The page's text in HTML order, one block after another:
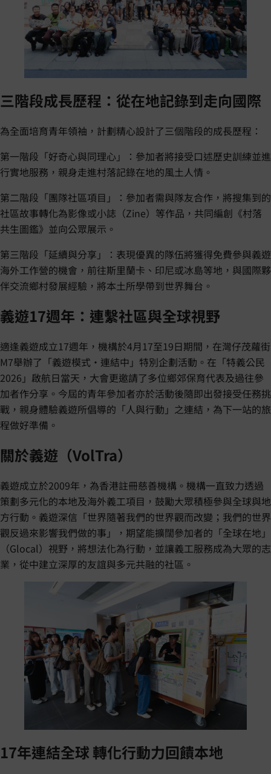
三階段成長歷程：從在地記錄到走向國際
為全面培育青年領袖，計劃精心設計了三個階段的成長歷程：
第一階段「好奇心與同理心」：參加者將接受口述歷史訓練並進
行實地服務，親身走進村落記錄在地的風土人情。
第二階段「團隊社區項目」：參加者需與隊友合作，將搜集到的
社區故事轉化為影像或小誌（Zine）等作品，共同編創《村落
共生圖鑑》並向公眾展示。
第三階段「延續與分享」：表現優異的隊伍將獲得免費參與義遊
海外工作營的機會，前往斯里蘭卡、印尼或冰島等地，與國際夥
伴交流鄉村發展經驗，將本土所學帶到世界舞台。
義遊17週年：連繫社區與全球視野
適逢義遊成立17週年，機構於4月17至19日期間，在灣仔茂蘿街
M7舉辦了「義遊模式・連結中」特別企劃活動。在「特義公民
2026」啟航日當天，大會更邀請了多位鄉郊保育代表及過往參
加者作分享。今屆的青年參加者亦於活動後隨即出發接受任務挑
戰，親身體驗義遊所倡導的「人與行動」之連結，為下一站的旅
程做好準備。
關於義遊（VolTra）
義遊成立於2009年，為香港註冊慈善機構。機構一直致力透過
策劃多元化的本地及海外義工項目，鼓勵大眾積極參與全球與地
方行動。義遊深信「世界隨著我們的世界觀而改變；我們的世界
觀反過來影響我們做的事」，期望能擴闊參加者的「全球在地」
（Glocal）視野，將想法化為行動，並讓義工服務成為大眾的志
業，從中建立深厚的友誼與多元共融的社區。
17年連結全球 轉化行動力回饋本地